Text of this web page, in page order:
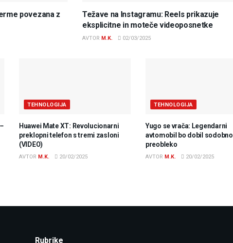
povezana z
Težave na Instagramu: Reels prikazuje
eksplicitne in moteče videoposnetke
AVTOR M.K. 02/03/2025
TEHNOLOGIJA
Huawei Mate XT: Revolucionarni
preklopni telefon s tremi zasloni
(VIDEO)
AVTOR M.K. 20/02/2025
TEHNOLOGIJA
Yugo se vrača: Legendarni
avtomobil bo dobil sodobno
preobleko
AVTOR M.K. 20/02/2025
Rubrike